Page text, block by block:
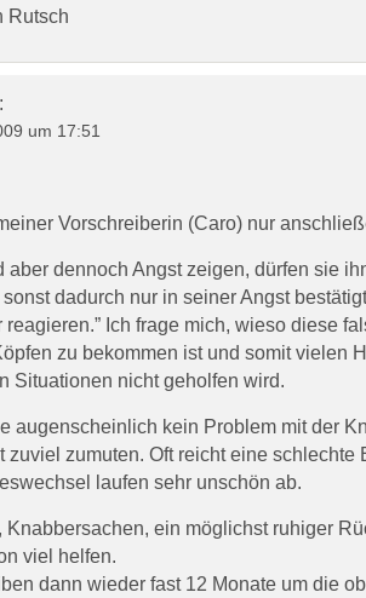
Rutsch
um 17:51
Vorschreiberin (Caro) nur
aber dennoch Angst zeigen, dürfen sie
dadurch nur in seiner Angst
reagieren.” Ich frage mich, wieso diese
zu bekommen ist und somit vielen
Situationen nicht geholfen wird.
augenscheinlich kein Problem mit der
zuviel zumuten. Oft reicht eine schlechte
laufen sehr unschön ab.
Knabbersachen, ein möglichst ruhiger
viel helfen.
dann wieder fast 12 Monate um die